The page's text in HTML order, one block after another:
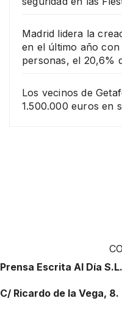
Madrid lidera la
en el último año con
personas, el 20,6%
Los vecinos de
1.500.000 euros en
Prensa Escrita Al Día S.L.
C/ Ricardo de la Vega,